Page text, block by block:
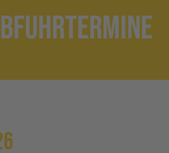
Wertstofftonne
Problemabfall